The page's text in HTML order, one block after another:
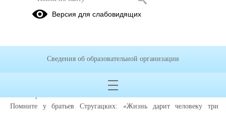
Профориентация
Профессиональное самоопределение– это активный и дли­
тельный процесс, результат которого – выбор профессии. А это –
Помните у братьев Стругацких: «Жизнь дарит человеку три
Версия для слабовидящих
Сведения об образовательной организации